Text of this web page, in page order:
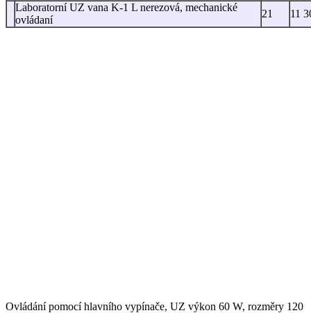
Laboratorní UZ vana K-1 L nerezová, mechanické
ovládaní
21 11
Ovládání pomocí hlavního vypínače, UZ výkon 60 W, rozměry 120